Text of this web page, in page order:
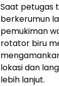
Saat petugas
berkerumun
pemukiman
rotator biru
lokasi dan
lebih lanjut.